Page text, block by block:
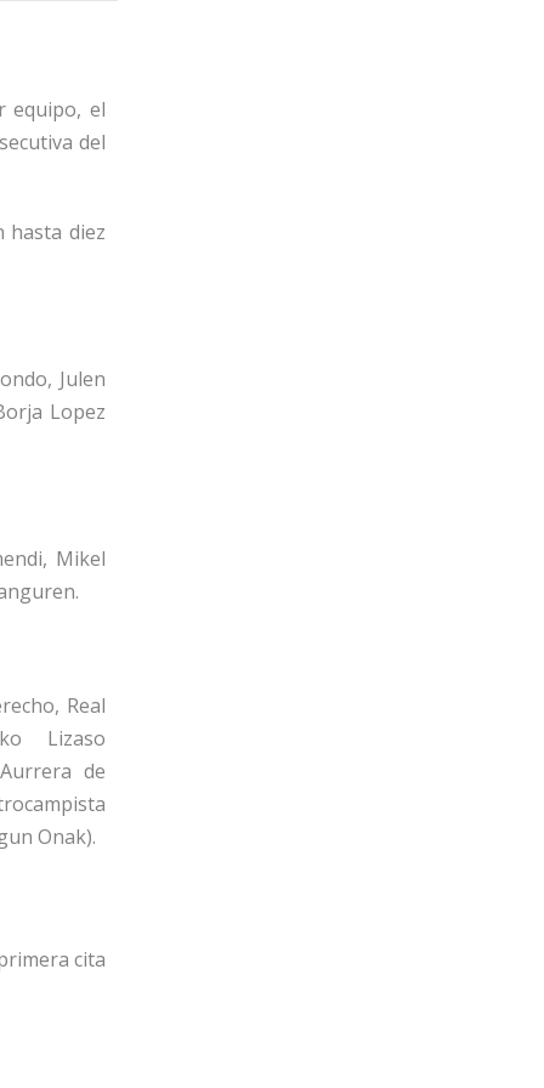
equipo, el
del
hasta diez
Julen
Lopez
Mikel
Real
Lizaso
de
Onak).
cita